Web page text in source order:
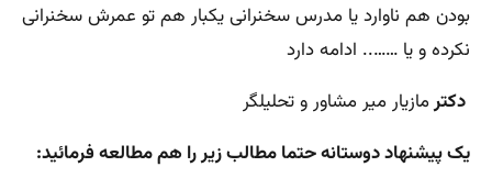
بودن هم ناوارد یا مدرس سخنرانی یکبار هم تو عمرش سخنرانی
نکرده و یا …….. ادامه دارد
دکترمازیار میر مشاور و تحلیلگر
یک پیشنهاد دوستانه حتما مطالب زیر را هم مطالعه فرمائید: